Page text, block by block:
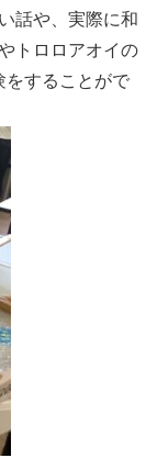
話や、実際に和
トロロアオイの
をすることがで